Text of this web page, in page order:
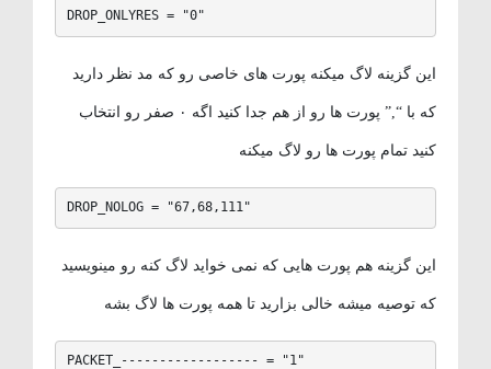
DROP_ONLYRES = "0"
این گزینه لاگ میکنه پورت های خاصی رو که مد نظر دارید
که با “,” پورت ها رو از هم جدا کنید اگه ۰ صفر رو انتخاب
کنید تمام پورت ها رو لاگ میکنه
DROP_NOLOG = "67,68,111"
این گزینه هم پورت هایی که نمی خواید لاگ کنه رو مینویسید
که توصیه میشه خالی بزارید تا همه پورت ها لاگ بشه
PACKET_------------------ = "1"